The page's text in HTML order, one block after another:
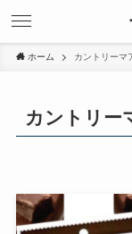
ホーム カントリーマ
カントリー